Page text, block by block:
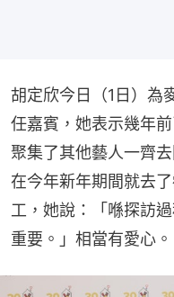
胡定欣今日（1日）為
任嘉賓，她表示幾年
聚集了其他藝人一齊
在今年新年期間就去
工，她說：「喺探訪
重要。」相當有愛心。